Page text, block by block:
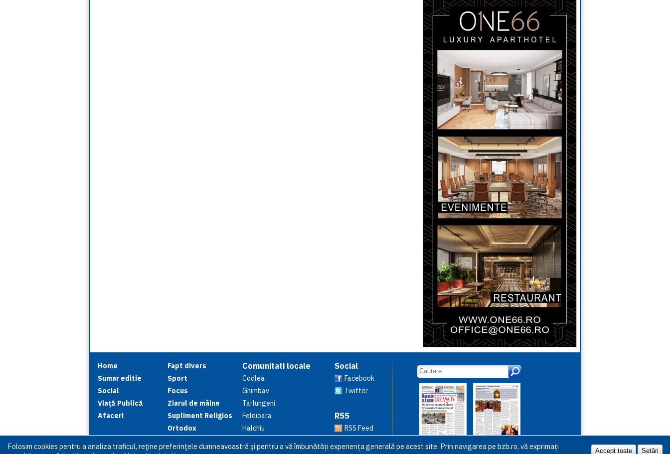
Home
Sumar editie
Social
Viață Publică
Afaceri
Fapt divers
Sport
Focus
Ziarul de mâine
Supliment Religios
Ortodox
Comunitati locale
Codlea
Ghimbav
Tarlungeni
Feldioara
Halchiu
Social
Facebook
Twitter
RSS
RSS Feed
Folosim cookies pentru a analiza traficul, reţine preferinţele dumneavoastră şi pentru a vă îmbunătăți experiența generală pe acest site. Prin navigarea pe bzb.ro, vă exprimați
Accept toate Setări